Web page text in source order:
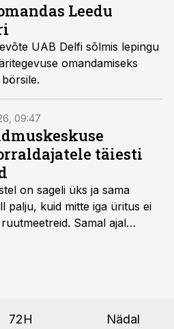
Leedu
UAB Delfi sõlmis lepingu
omandamiseks
09:47
täiesti
on sageli üks ja sama
palju, kuid mitte iga üritus ei
Samal ajal
uuendusega, mis pakub
72H Nädal